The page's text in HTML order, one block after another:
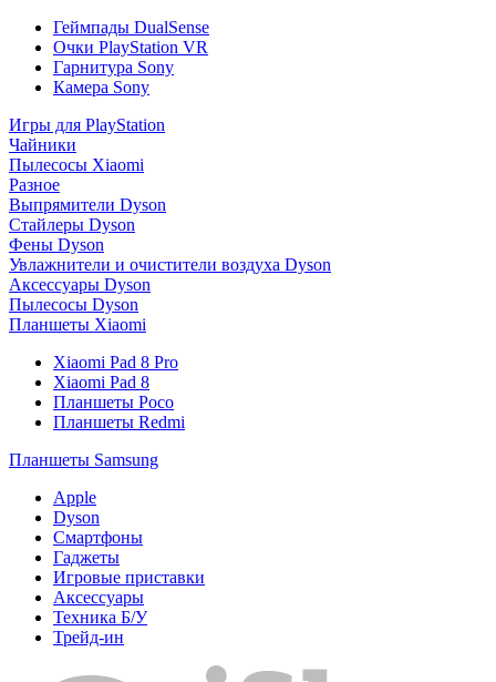
Геймпады DualSense
Очки PlayStation VR
Гарнитура Sony
Камера Sony
Игры для PlayStation
Чайники
Пылесосы Xiaomi
Разное
Выпрямители Dyson
Стайлеры Dyson
Фены Dyson
Увлажнители и очистители воздуха Dyson
Аксессуары Dyson
Пылесосы Dyson
Планшеты Xiaomi
Xiaomi Pad 8 Pro
Xiaomi Pad 8
Планшеты Poco
Планшеты Redmi
Планшеты Samsung
Apple
Dyson
Смартфоны
Гаджеты
Игровые приставки
Аксессуары
Техника Б/У
Трейд-ин